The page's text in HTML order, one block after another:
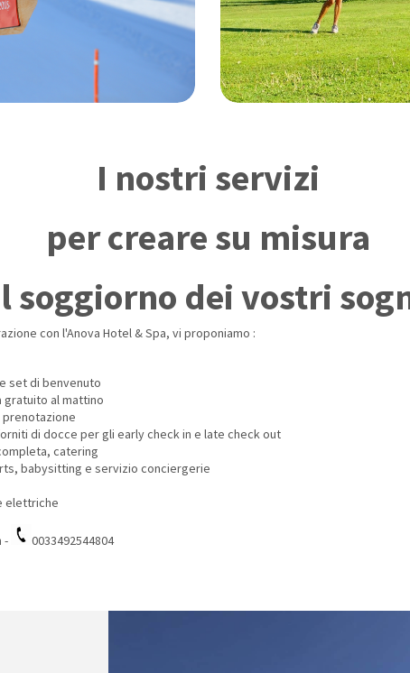
I nostri servizi
per creare su misura
soggiorno dei vostri
con l'Anova Hotel & Spa, vi proponiamo :
set di benvenuto
gratuito al mattino
di docce per gli early check in e late check out
catering
babysitting e servizio conciergerie
elettriche
- 0033492544804